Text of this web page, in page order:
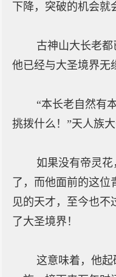
下降，突破的机会就
古神山大长老都已
他已经与大圣境界
“本长老自然有本
挑拨什么！”天人族
如果没有帝灵花
了，而他面前的这
见的天才，至今也不
了大圣境界！
这意味着，他起